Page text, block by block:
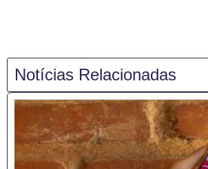
Notícias Relacionadas